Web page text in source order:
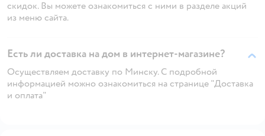
скидок. Вы можете ознакомиться с ними в разделе акций
из меню сайта.
Есть ли доставка на дом в интернет-магазине?
Осуществляем доставку по Минску. С подробной
информацией можно ознакомиться на странице "Доставка
и оплата"